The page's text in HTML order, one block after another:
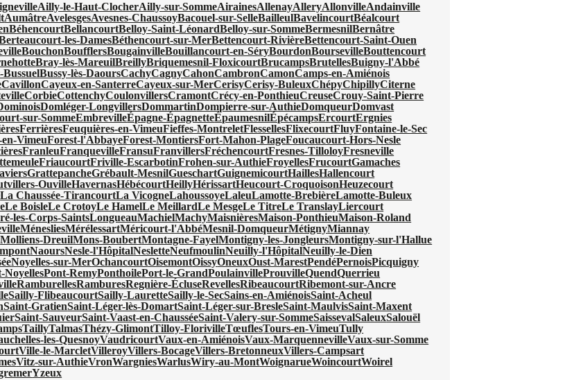
Ailly-le-Haut-ClocherAilly-sur-SommeAirainesAllenayAlleryAllonvilleAndainville
AumâtreAvelesgesAvesnes-ChaussoyBacouel-sur-SelleBailleulBavelincourtBéalcourt
BéhencourtBellancourtBelloy-Saint-LéonardBelloy-sur-SommeBermesnilBernâtre
les-DamesBéthencourt-sur-MerBettencourt-RivièreBettencourt-Saint-Ouen
BouchonBoufflersBougainvilleBouillancourt-en-SéryBourdonBoursevilleBouttencourt
Bray-lès-MareuilBreillyBriquemesnil-FloxicourtBrucampsBrutellesBuigny-l'Abbé
BussuelBussy-lès-DaoursCachyCagnyCahonCambronCamonCamps-en-Amiénois
CavillonCayeux-en-SanterreCayeux-sur-MerCerisyCerisy-BuleuxChépyChipillyCiterne
CorbieCottenchyCoulonvillersCramontCrécy-en-PonthieuCreuseCrouy-Saint-Pierre
Domléger-LongvillersDommartinDompierre-sur-AuthieDomqueurDomvast
sur-SommeEmbrevilleÉpagne-ÉpagnetteÉpaumesnilÉpécampsErcourtErgnies
FerrièresFeuquières-en-VimeuFieffes-MontreletFlessellesFlixecourtFluyFontaine-le-Sec
VimeuForest-l'AbbayeForest-MontiersFort-Mahon-PlageFoucaucourt-Hors-Nesle
FranleuFranquevilleFransuFranvillersFréchencourtFresnes-TilloloyFresneville
FriaucourtFriville-EscarbotinFrohen-sur-AuthieFroyellesFrucourtGamaches
GrattepancheGrébault-MesnilGueschartGuignemicourtHaillesHallencourt
OuvilleHavernasHébécourtHeillyHérissartHeucourt-CroquoisonHeuzecourt
La Chaussée-TirancourtLa VicogneLahoussoyeLaleuLamotte-BrebièreLamotte-Buleux
Le BoisleLe CrotoyLe HamelLe MeillardLe MesgeLe TitreLe TranslayLiercourt
les-Corps-SaintsLongueauMachielMachyMaisnièresMaison-PonthieuMaison-Roland
MénesliesMérélessartMéricourt-l'AbbéMesnil-DomqueurMétignyMiannay
Molliens-DreuilMons-BoubertMontagne-FayelMontigny-les-JongleursMontigny-sur-l'Hallue
NaoursNesle-l'HôpitalNesletteNeufmoulinNeuilly-l'HôpitalNeuilly-le-Dien
Noyelles-sur-MerOchancourtOisemontOissyOneuxOust-MarestPendéPernoisPicquigny
NoyellesPont-RemyPonthoilePort-le-GrandPoulainvilleProuvilleQuendQuerrieu
RamburellesRamburesRegnière-ÉcluseRevellesRibeaucourtRibemont-sur-Ancre
Sailly-FlibeaucourtSailly-LauretteSailly-le-SecSains-en-AmiénoisSaint-Acheul
Saint-GratienSaint-Léger-lès-DomartSaint-Léger-sur-BresleSaint-MaulvisSaint-Maxent
Saint-SauveurSaint-Vaast-en-ChausséeSaint-Valery-sur-SommeSaissevalSaleuxSalouël
TaillyTalmasThézy-GlimontTilloy-FlorivilleTœuflesTours-en-VimeuTully
les-QuesnoyVaudricourtVaux-en-AmiénoisVaux-MarquennevilleVaux-sur-Somme
Ville-le-MarcletVilleroyVillers-BocageVillers-BretonneuxVillers-Campsart
Vitz-sur-AuthieVronWargniesWarlusWiry-au-MontWoignarueWoincourtWoirel
Yzeux